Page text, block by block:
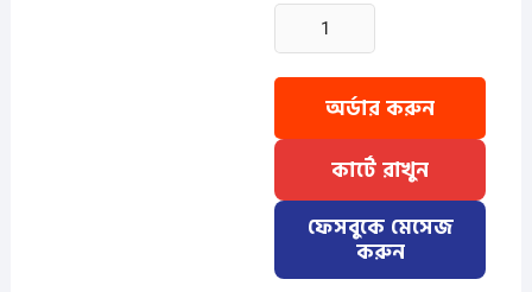
2
Pcs
Grameen
Full
Shirt
-
Misty+Sky
quantity
কার্টে রাখুন
অর্ডার করুন
ফেসবুকে মেসেজ
করুন